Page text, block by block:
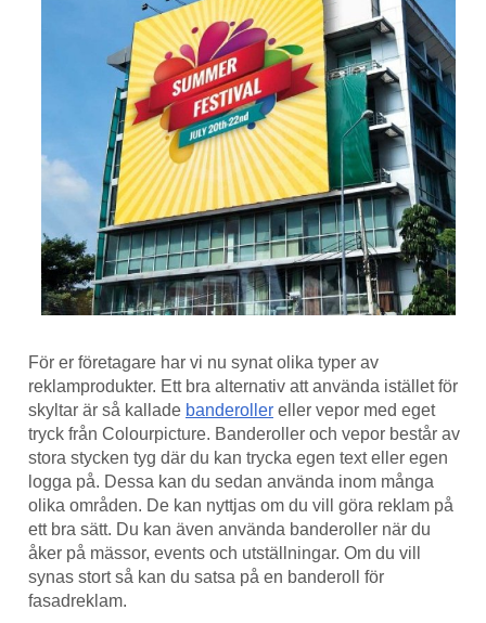
För er företagare har vi nu synat olika typer av
reklamprodukter. Ett bra alternativ att använda istället för
skyltar är så kallade banderoller eller vepor med eget
tryck från Colourpicture. Banderoller och vepor består av
stora stycken tyg där du kan trycka egen text eller egen
logga på. Dessa kan du sedan använda inom många
olika områden. De kan nyttjas om du vill göra reklam på
ett bra sätt. Du kan även använda banderoller när du
åker på mässor, events och utställningar. Om du vill
synas stort så kan du satsa på en banderoll för
fasadreklam.